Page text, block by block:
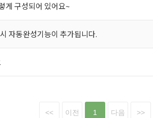
게 구성되어 있어요~
자동완성기능이 추가됩니다.
<< 이전 1 다음 >>